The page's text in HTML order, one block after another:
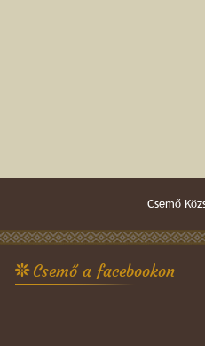
Csemő
Csemő a facebookon